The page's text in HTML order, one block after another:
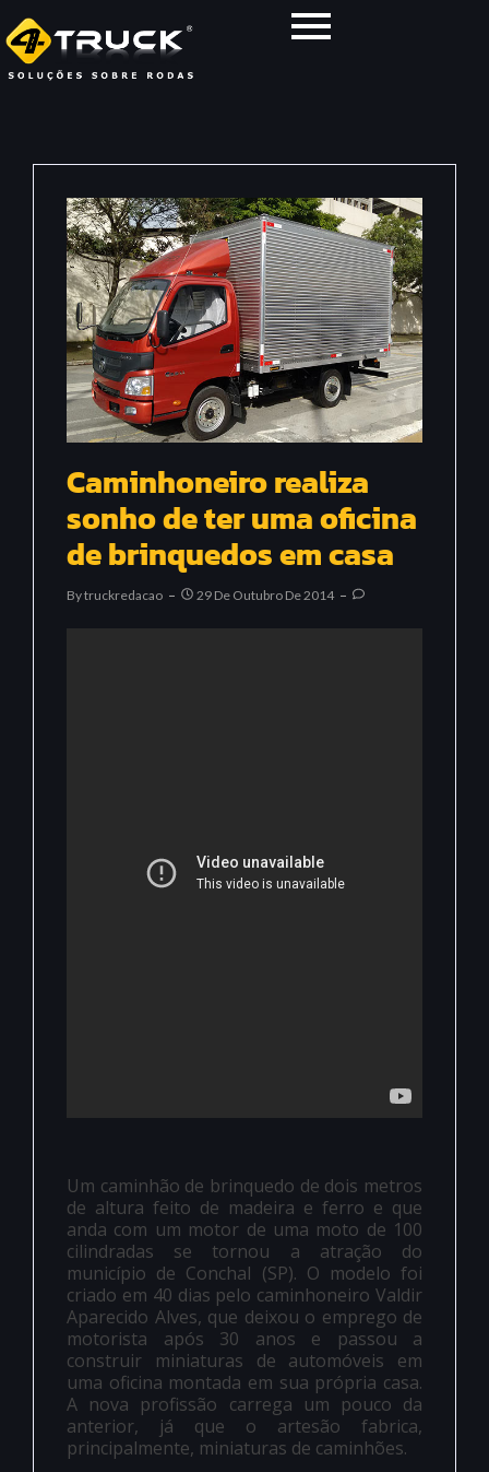
Caminhoneiro realiza
sonho de ter uma oficina
de brinquedos em casa
ByTruckredacao 29 De Outubro De 2014
Um caminhão de brinquedo de dois metros
de altura feito de madeira e ferro e que
anda com um motor de uma moto de 100
cilindradas se tornou a atração do
município de Conchal (SP). O modelo foi
criado em 40 dias pelo caminhoneiro Valdir
Aparecido Alves, que deixou o emprego de
motorista após 30 anos e passou a
construir miniaturas de automóveis em
uma oficina montada em sua própria casa.
A nova profissão carrega um pouco da
anterior, já que o artesão fabrica,
principalmente, miniaturas de caminhões.